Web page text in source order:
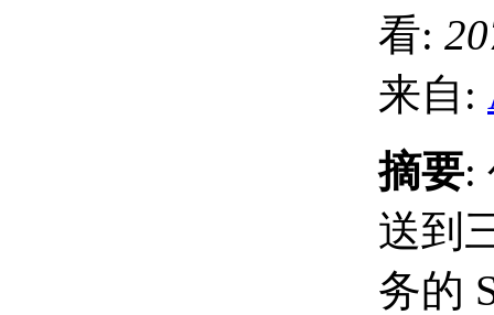
看:
来自:
摘要:
送到
务的